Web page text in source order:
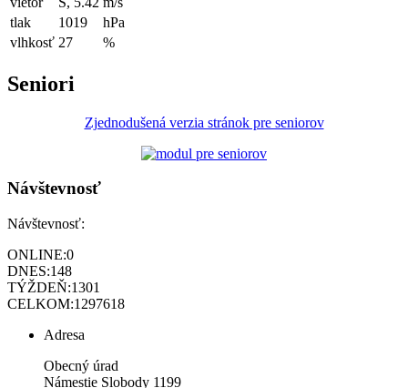
tlak
1019
hPa
vlhkosť 27 %
Seniori
Zjednodušená verzia stránok pre seniorov
Návštevnosť
Návštevnosť:
ONLINE:0
DNES:148
TÝŽDEŇ:1301
CELKOM:1297618
Adresa
Obecný úrad
Námestie Slobody 1199